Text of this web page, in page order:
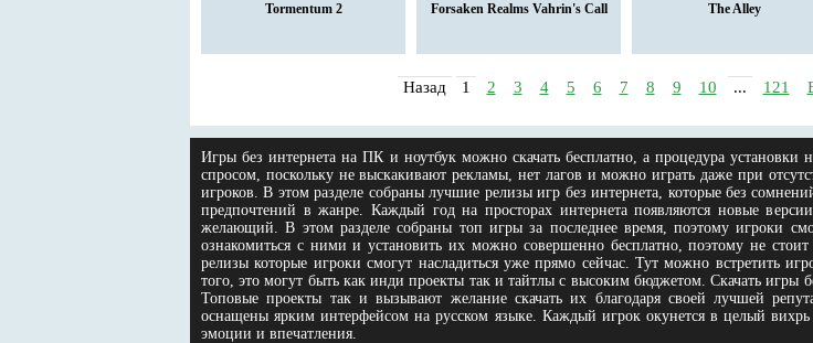
Tormentum 2 Forsaken Realms Vahrin's Call The Alley
Назад 1 2 3 4 5 6 7 8 9 10 ... 121
Игры без интернета на ПК и ноутбук можно скачать бесплатно, а процедура
спросом, поскольку не выскакивают рекламы, нет лагов и можно играть даже при
игроков. В этом разделе собраны лучшие релизы игр без интернета, которые без
предпочтений в жанре. Каждый год на просторах интернета появляются новые
желающий. В этом разделе собраны топ игры за последнее время, поэтому игроки
ознакомиться с ними и установить их можно совершенно бесплатно, поэтому не
релизы которые игроки смогут насладиться уже прямо сейчас. Тут можно встретить
того, это могут быть как инди проекты так и тайтлы с высоким бюджетом. Скачать игры
Топовые проекты так и вызывают желание скачать их благодаря своей лучшей
оснащены ярким интерфейсом на русском языке. Каждый игрок окунется в целый
эмоции и впечатления.